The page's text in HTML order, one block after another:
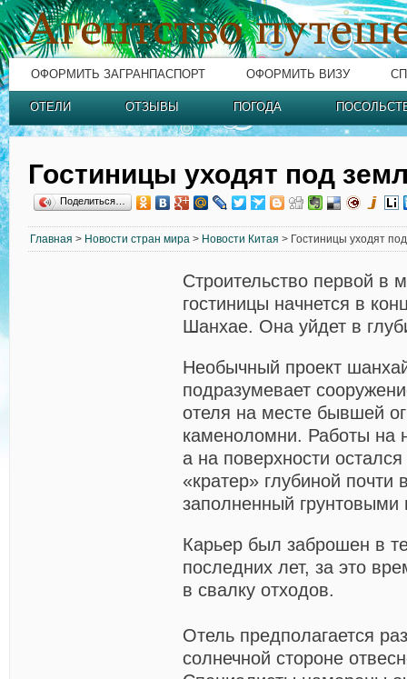
ОФОРМИТЬ ЗАГРАНПАСПОРТ ОФОРМИТЬ ВИЗУ
ОТЕЛИ ОТЗЫВЫ ПОГОДА
Гостиницы уходят под
Поделиться…
Главная > Новости стран мира > Новости Китая > Гостиницы уходят
Строительство первой в
гостиницы начнется в
Шанхае. Она уйдет в
Необычный проект
подразумевает
отеля на месте бывшей
каменоломни. Работы на
а на поверхности
«кратер» глубиной почти
заполненный грунтовыми
Карьер был заброшен в
последних лет, за это
в свалку отходов.
Отель предполагается
солнечной стороне